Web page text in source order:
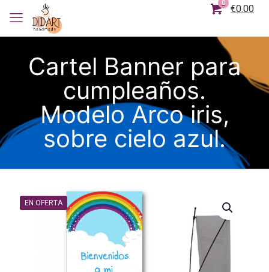
0
€0.00
Cartel Banner para
cumpleaños.
Modelo Arco iris,
sobre cielo azul.
EN OFERTA